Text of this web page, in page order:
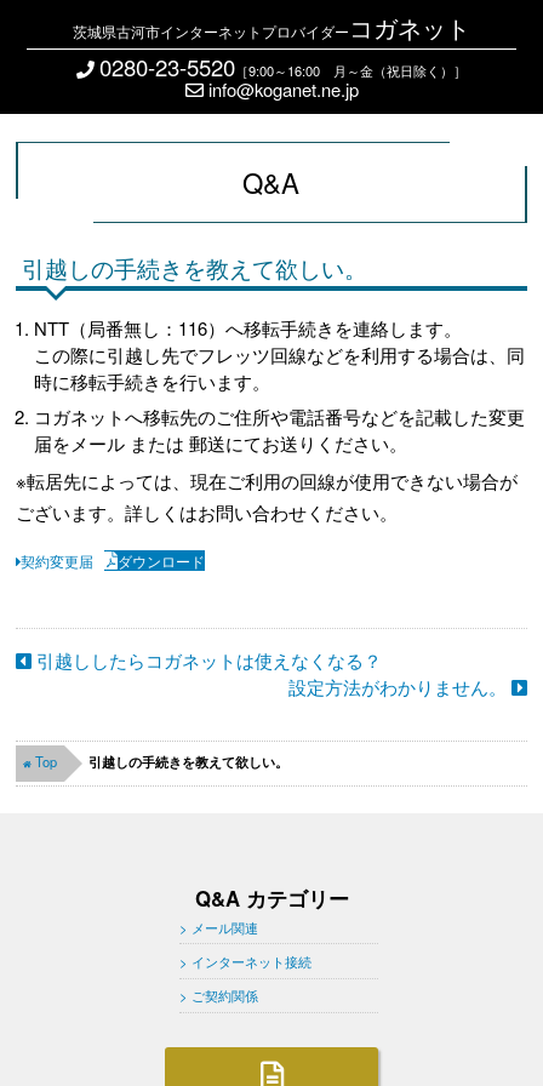
茨城県古河市インターネットプロバイダー コガネット
0280-23-5520 ［9:00～16:00 月～金（祝日除く）］
info@koganet.ne.jp
Q&A
引越しの手続きを教えて欲しい。
NTT（局番無し：116）へ移転手続きを連絡します。
この際に引越し先でフレッツ回線などを利用する場合は、同
時に移転手続きを行います。
コガネットへ移転先のご住所や電話番号などを記載した変更
届をメール または 郵送にてお送りください。
※転居先によっては、現在ご利用の回線が使用できない場合が
ございます。詳しくはお問い合わせください。
契約変更届 ダウンロード
引越ししたらコガネットは使えなくなる？
設定方法がわかりません。
Top 引越しの手続きを教えて欲しい。
Q&A カテゴリー
メール関連
インターネット接続
ご契約関係